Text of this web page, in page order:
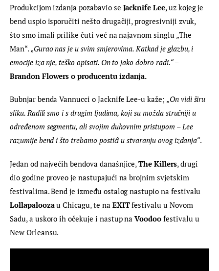
Produkcijom izdanja pozabavio se Jacknife Lee, uz kojeg je
bend uspio isporučiti nešto drugačiji, progresivniji zvuk,
što smo imali prilike čuti već na najavnom singlu „The
Man“. „Gurao nas je u svim smjerovima. Katkad je glazbu, i
emocije iza nje, teško opisati. On to jako dobro radi.“ –
Brandon Flowers o producentu izdanja.
Bubnjar benda Vannucci o Jacknife Lee-u kaže; „On vidi širu
sliku. Radili smo i s drugim ljudima, koji su možda stručniji u
određenom segmentu, ali svojim duhovnim pristupom – Lee
razumije bend i što trebamo postići u stvaranju ovog izdanja“.
Jedan od najvećih bendova današnjice, The Killers, drugi
dio godine proveo je nastupajući na brojnim svjetskim
festivalima. Bend je između ostalog nastupio na festivalu
Lollapalooza u Chicagu, te na EXIT festivalu u Novom
Sadu, a uskoro ih očekuje i nastup na Voodoo festivalu u
New Orleansu.